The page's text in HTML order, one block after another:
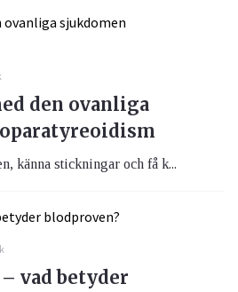
den ovanliga
känna stickningar och få k...
vad betyder